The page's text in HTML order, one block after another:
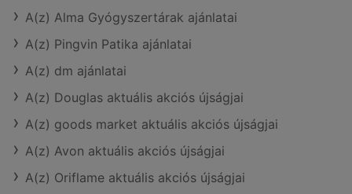
A(z) Alma Gyógyszertárak ajánlatai
A(z) Pingvin Patika ajánlatai
A(z) dm ajánlatai
A(z) Douglas aktuális akciós újságjai
A(z) goods market aktuális akciós újságjai
A(z) Avon aktuális akciós újságjai
A(z) Oriflame aktuális akciós újságjai